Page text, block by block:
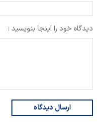
دیدگاه خود را اینجا بنویسید :
ارسال دیدگاه